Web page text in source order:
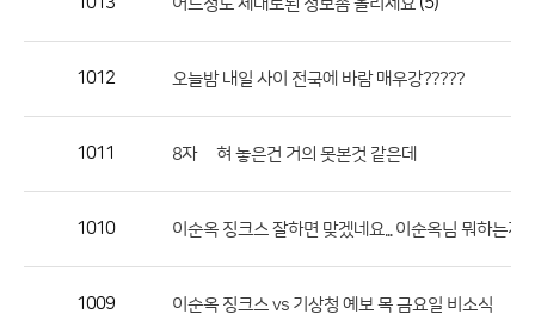
공
1012 오늘밤 내일 사이 전국에 바람 매우강?????
1011 8자 눞혀 놓은건 거의 못본것 같은데
1010 이순옥 징크스 잘하면 맞겠네요... 이순옥님 뭐하는지
1009 이순옥 징크스 vs 기상청 예보 목 금요일 비소식